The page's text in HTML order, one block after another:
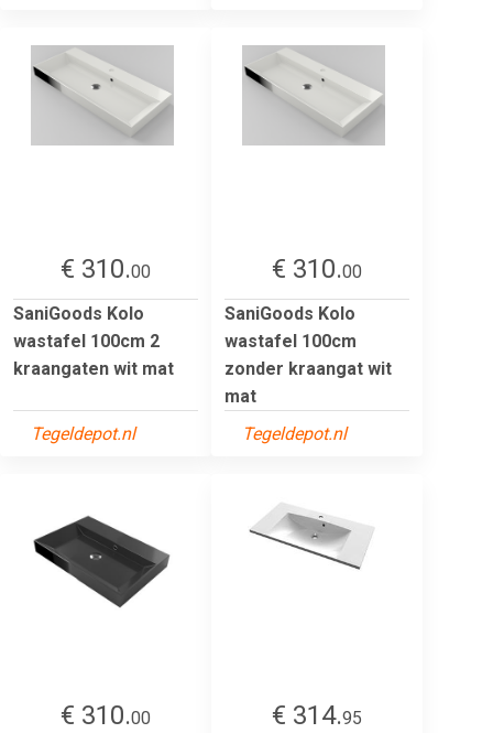
€ 310.00
SaniGoods Kolo
wastafel 100cm 2
kraangaten wit mat
Tegeldepot.nl
€ 310.00
SaniGoods Kolo
wastafel 100cm
zonder kraangat wit
mat
Tegeldepot.nl
€ 310.00 € 314.95